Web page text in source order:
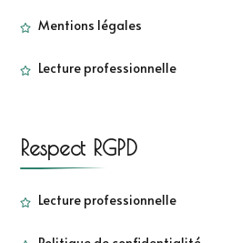
Mentions légales
Lecture professionnelle
Respect RGPD
Lecture professionnelle